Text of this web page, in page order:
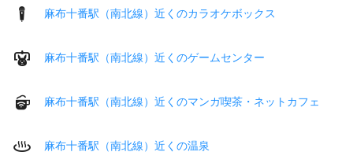
麻布十番駅（南北線）近くのカラオケボックス
麻布十番駅（南北線）近くのゲームセンター
麻布十番駅（南北線）近くのマンガ喫茶・ネットカフェ
麻布十番駅（南北線）近くの温泉